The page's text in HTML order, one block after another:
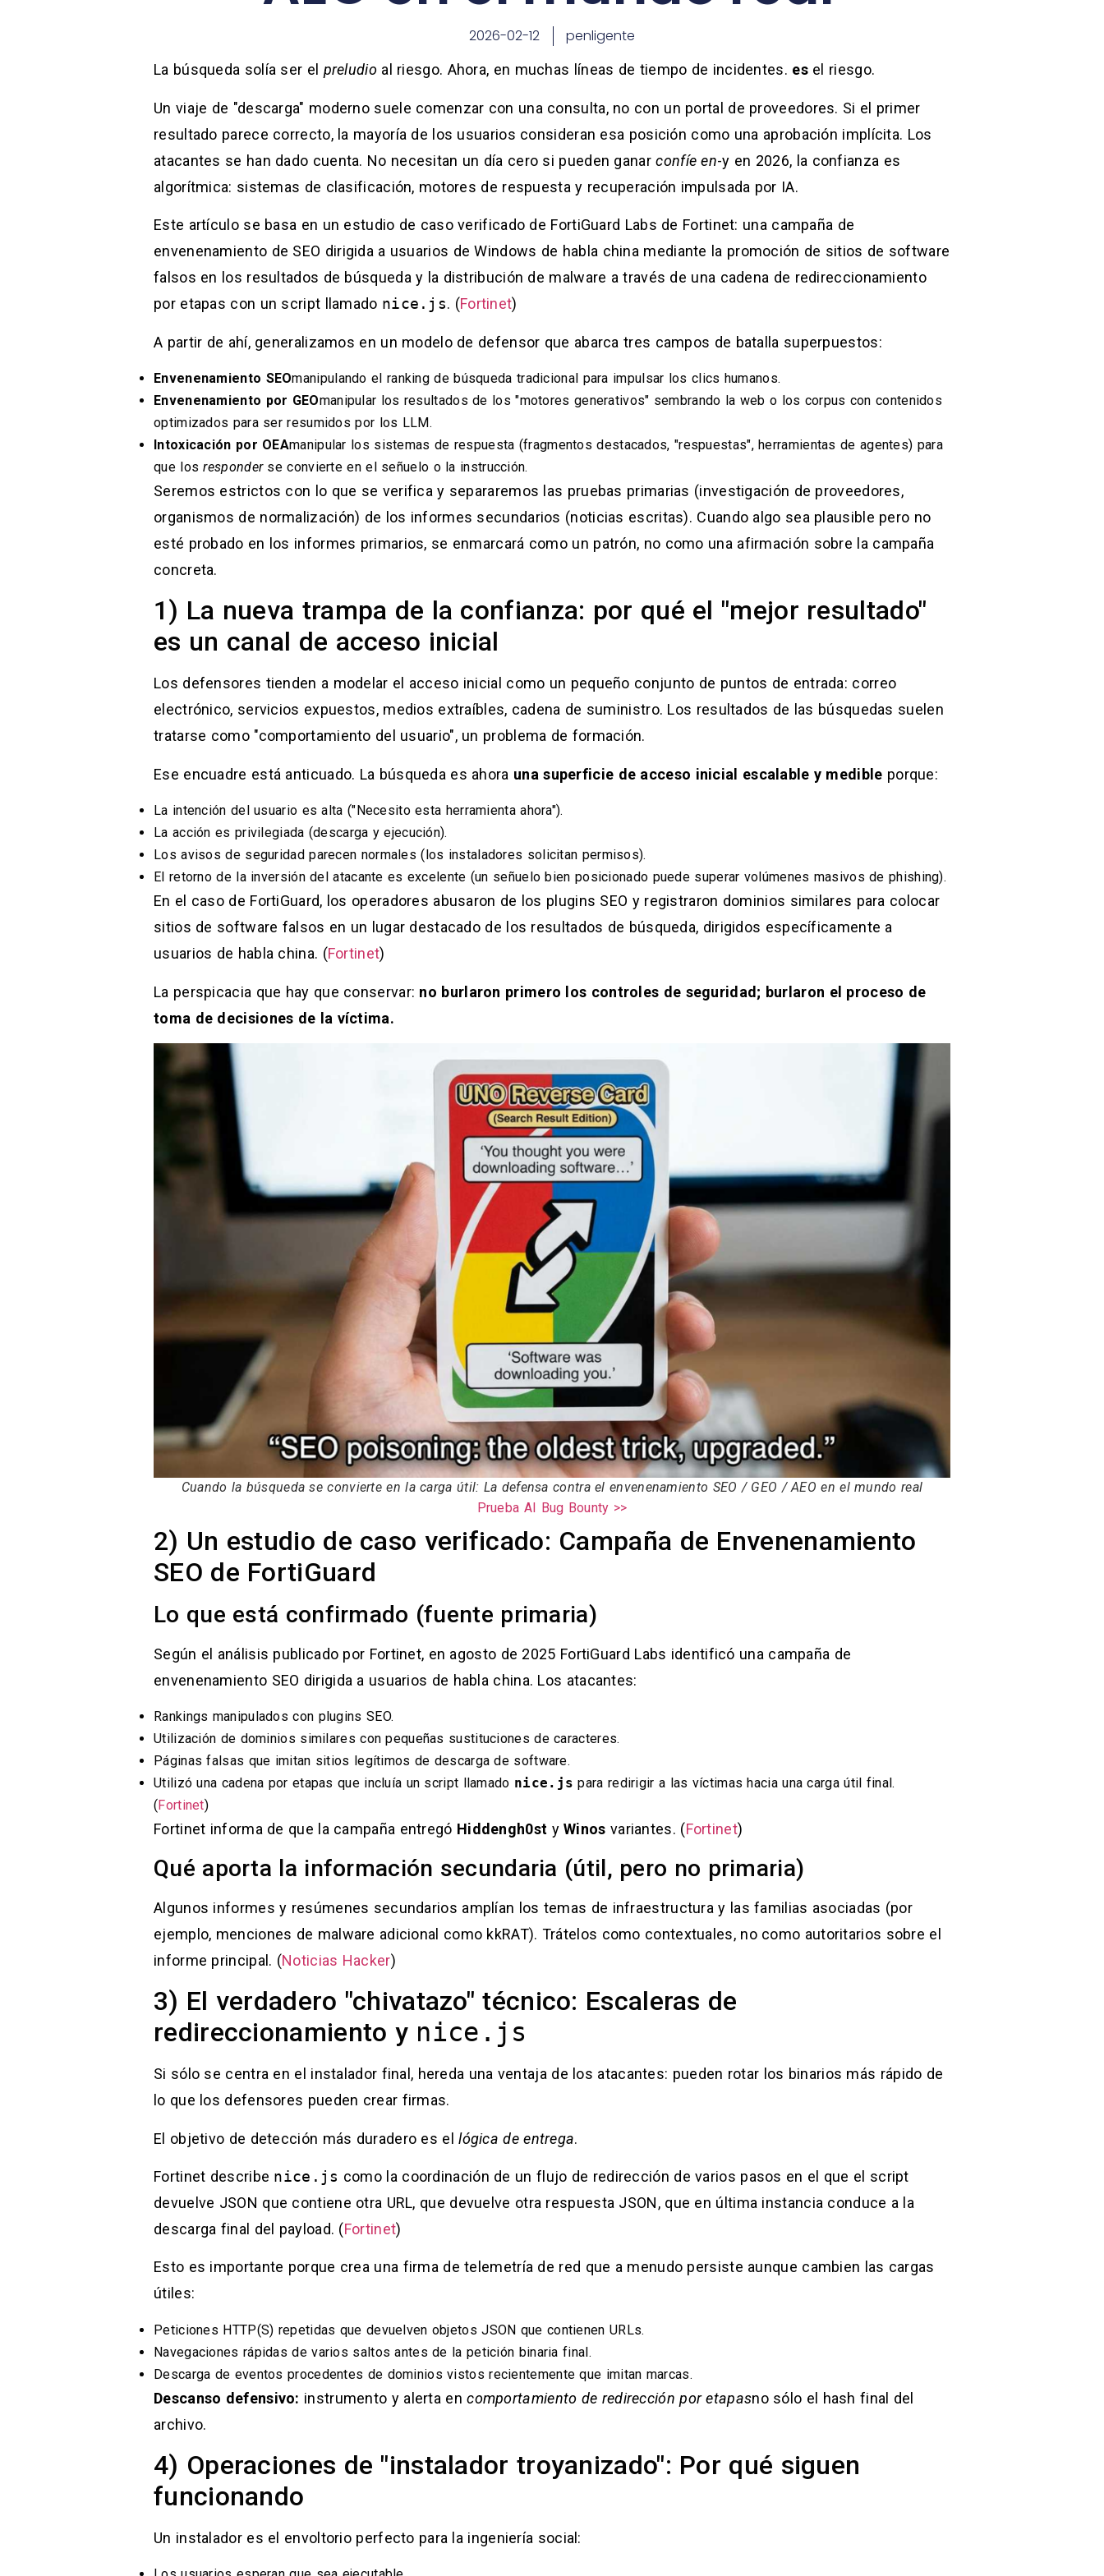
2026-02-12 penligente
La búsqueda solía ser el preludioal riesgo. Ahora, en muchas líneas de tiempo de incidentes. esel riesgo.
Un viaje de "descarga" moderno suele comenzar con una consulta, no con un portal de proveedores. Si el primer
resultado parece correcto, la mayoría de los usuarios consideran esa posición como una aprobación implícita. Los
atacantes se han dado cuenta. No necesitan un día cero si pueden ganarconfíe en-y en 2026, la confianza es
algorítmica: sistemas de clasificación, motores de respuesta y recuperación impulsada por IA.
Este artículo se basa en un estudio de caso verificado de FortiGuard Labs de Fortinet: una campaña de
envenenamiento de SEO dirigida a usuarios de Windows de habla china mediante la promoción de sitios de software
falsos en los resultados de búsqueda y la distribución de malware a través de una cadena de redireccionamiento
por etapas con un script llamado nice.js. (Fortinet)
A partir de ahí, generalizamos en un modelo de defensor que abarca tres campos de batalla superpuestos:
Envenenamiento SEOmanipulando el ranking de búsqueda tradicional para impulsar los clics humanos.
Envenenamiento por GEOmanipular los resultados de los "motores generativos" sembrando la web o los corpus con contenidos
optimizados para ser resumidos por los LLM.
Intoxicación por OEAmanipular los sistemas de respuesta (fragmentos destacados, "respuestas", herramientas de agentes) para
que losresponderse convierte en el señuelo o la instrucción.
Seremos estrictos con lo que se verifica y separaremos las pruebas primarias (investigación de proveedores,
organismos de normalización) de los informes secundarios (noticias escritas). Cuando algo sea plausible pero no
esté probado en los informes primarios, se enmarcará como un patrón, no como una afirmación sobre la campaña
concreta.
1) La nueva trampa de la confianza: por qué el "mejor resultado"
es un canal de acceso inicial
Los defensores tienden a modelar el acceso inicial como un pequeño conjunto de puntos de entrada: correo
electrónico, servicios expuestos, medios extraíbles, cadena de suministro. Los resultados de las búsquedas suelen
tratarse como "comportamiento del usuario", un problema de formación.
Ese encuadre está anticuado. La búsqueda es ahora una superficie de acceso inicial escalable y medible porque:
La intención del usuario es alta ("Necesito esta herramienta ahora").
La acción es privilegiada (descarga y ejecución).
Los avisos de seguridad parecen normales (los instaladores solicitan permisos).
El retorno de la inversión del atacante es excelente (un señuelo bien posicionado puede superar volúmenes masivos de phishing).
En el caso de FortiGuard, los operadores abusaron de los plugins SEO y registraron dominios similares para colocar
sitios de software falsos en un lugar destacado de los resultados de búsqueda, dirigidos específicamente a
usuarios de habla china. (Fortinet)
La perspicacia que hay que conservar: no burlaron primero los controles de seguridad; burlaron el proceso de
toma de decisiones de la víctima.
Cuando la búsqueda se convierte en la carga útil: La defensa contra el envenenamiento SEO / GEO / AEO en el mundo real
Prueba AI Bug Bounty >>
2) Un estudio de caso verificado: Campaña de Envenenamiento
SEO de FortiGuard
Lo que está confirmado (fuente primaria)
Según el análisis publicado por Fortinet, en agosto de 2025 FortiGuard Labs identificó una campaña de
envenenamiento SEO dirigida a usuarios de habla china. Los atacantes:
Rankings manipulados con plugins SEO.
Utilización de dominios similares con pequeñas sustituciones de caracteres.
Páginas falsas que imitan sitios legítimos de descarga de software.
Utilizó una cadena por etapas que incluía un script llamado nice.js para redirigir a las víctimas hacia una carga útil final.
( Fortinet)
Fortinet informa de que la campaña entregó Hiddengh0st yWinos variantes. (Fortinet)
Qué aporta la información secundaria (útil, pero no primaria)
Algunos informes y resúmenes secundarios amplían los temas de infraestructura y las familias asociadas (por
ejemplo, menciones de malware adicional como kkRAT). Trátelos como contextuales, no como autoritarios sobre el
informe principal. (Noticias Hacker)
3) El verdadero "chivatazo" técnico: Escaleras de
redireccionamiento y nice.js
Si sólo se centra en el instalador final, hereda una ventaja de los atacantes: pueden rotar los binarios más rápido de
lo que los defensores pueden crear firmas.
El objetivo de detección más duradero es ellógica de entrega.
Fortinet describe nice.js como la coordinación de un flujo de redirección de varios pasos en el que el script
devuelve JSON que contiene otra URL, que devuelve otra respuesta JSON, que en última instancia conduce a la
descarga final del payload. (Fortinet)
Esto es importante porque crea una firma de telemetría de red que a menudo persiste aunque cambien las cargas
útiles:
Peticiones HTTP(S) repetidas que devuelven objetos JSON que contienen URLs.
Navegaciones rápidas de varios saltos antes de la petición binaria final.
Descarga de eventos procedentes de dominios vistos recientemente que imitan marcas.
Descanso defensivo: instrumento y alerta encomportamiento de redirección por etapasno sólo el hash final del
archivo.
4) Operaciones de "instalador troyanizado": Por qué siguen
funcionando
Un instalador es el envoltorio perfecto para la ingeniería social: